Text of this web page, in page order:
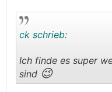
ck schrieb:
Ich finde es super
sind 😉